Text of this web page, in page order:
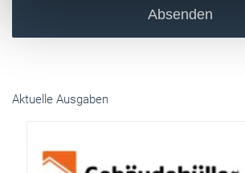
Absenden
Aktuelle Ausgaben